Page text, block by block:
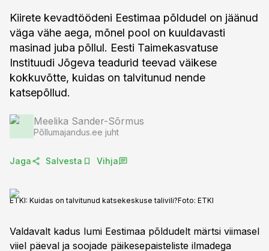
Kiirete kevadtöödeni Eestimaa põldudel on jäänud
väga vähe aega, mõnel pool on kuuldavasti
masinad juba põllul. Eesti Taimekasvatuse
Instituudi Jõgeva teadurid teevad väikese
kokkuvõtte, kuidas on talvitunud nende
katsepõllud.
Meelika Sander-Sõrmus
Põllumajandus.ee juht
Jaga Salvesta Vihja
ETKI: Kuidas on talvitunud katsekeskuse talivili?Foto: ETKI
Valdavalt kadus lumi Eestimaa põldudelt märtsi viimasel
viiel päeval ja soojade päikesepaisteliste ilmadega